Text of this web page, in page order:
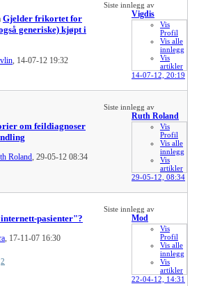
Gjelder frikortet for
generiske) kjøpt i
, 14-07-12 19:32
Siste innlegg av
Vigdis
Vis
Profil
Vis alle
innlegg
Vis
artikler
14-07-12, 20:19
om feildiagnoser
Roland, 29-05-12 08:34
Siste innlegg av
Ruth Roland
Vis
Profil
Vis alle
innlegg
Vis
artikler
29-05-12, 08:34
pasienter"?
, 17-11-07 16:30
2
Siste innlegg av
Mod
Vis
Profil
Vis alle
innlegg
Vis
artikler
22-04-12, 14:31